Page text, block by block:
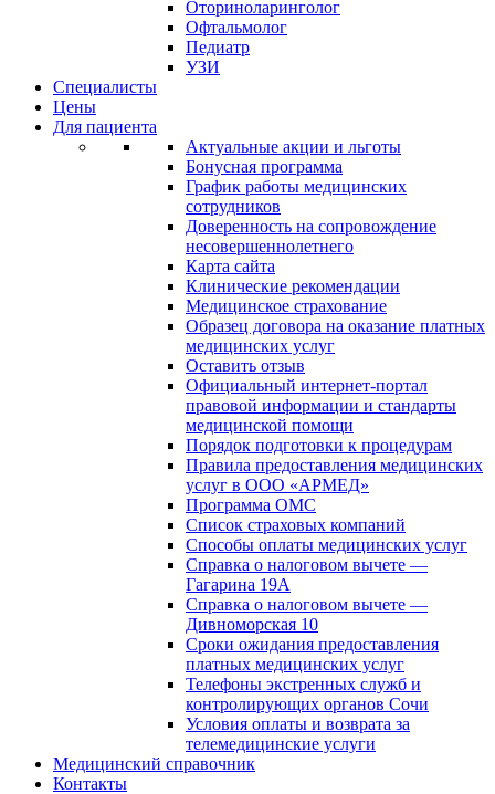
Оториноларинголог
Офтальмолог
Педиатр
УЗИ
Специалисты
Цены
Для пациента
Актуальные акции и льготы
Бонусная программа
График работы медицинских
сотрудников
Доверенность на сопровождение
несовершеннолетнего
Карта сайта
Клинические рекомендации
Медицинское страхование
Образец договора на оказание платных
медицинских услуг
Оставить отзыв
Официальный интернет-портал
правовой информации и стандарты
медицинской помощи
Порядок подготовки к процедурам
Правила предоставления медицинских
услуг в ООО «АРМЕД»
Программа ОМС
Список страховых компаний
Способы оплаты медицинских услуг
Справка о налоговом вычете —
Гагарина 19А
Справка о налоговом вычете —
Дивноморская 10
Сроки ожидания предоставления
платных медицинских услуг
Телефоны экстренных служб и
контролирующих органов Сочи
Условия оплаты и возврата за
телемедицинские услуги
Медицинский справочник
Контакты